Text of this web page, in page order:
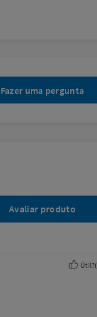
Fazer uma pergunta
Avaliar produto
Útil?(